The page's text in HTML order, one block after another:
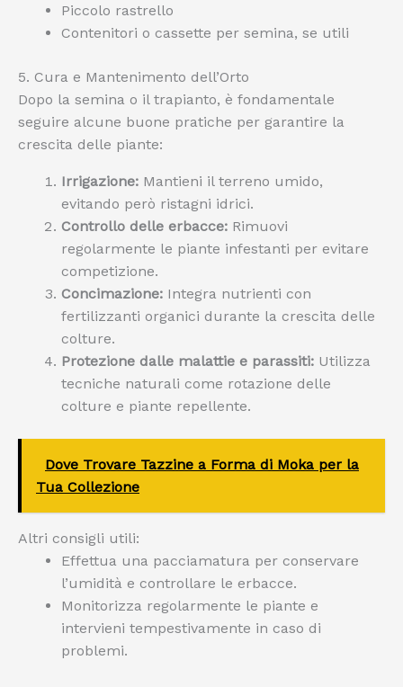
Piccolo rastrello
Contenitori o cassette per semina, se utili
5. Cura e Mantenimento dell’Orto
Dopo la semina o il trapianto, è fondamentale
seguire alcune buone pratiche per garantire la
crescita delle piante:
Irrigazione: Mantieni il terreno umido,
evitando però ristagni idrici.
Controllo delle erbacce: Rimuovi
regolarmente le piante infestanti per evitare
competizione.
Concimazione: Integra nutrienti con
fertilizzanti organici durante la crescita delle
colture.
Protezione dalle malattie e parassiti: Utilizza
tecniche naturali come rotazione delle
colture e piante repellente.
Dove Trovare Tazzine a Forma di Moka per la
Tua Collezione
Altri consigli utili:
Effettua una pacciamatura per conservare
l’umidità e controllare le erbacce.
Monitorizza regolarmente le piante e
intervieni tempestivamente in caso di
problemi.